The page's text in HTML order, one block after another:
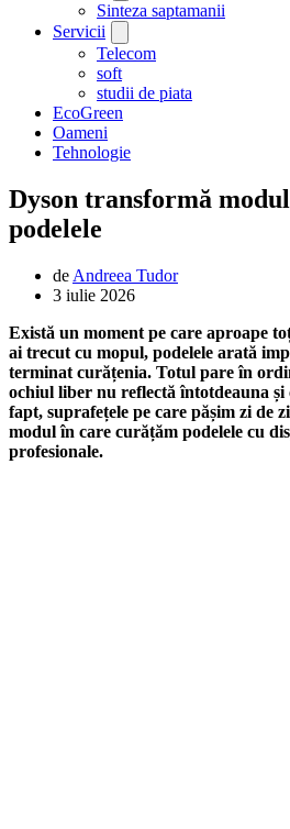
Sinteza saptamanii
Servicii
Telecom
soft
studii de piata
EcoGreen
Oameni
Tehnologie
Dyson transformă
podelele
de Andreea Tudor
3 iulie 2026
Există un moment pe care aproape
ai trecut cu mopul, podelele arată
terminat curățenia. Totul pare în
ochiul liber nu reflectă întotdeauna și
fapt, suprafețele pe care pășim zi de
modul în care curățăm podelele cu
profesionale.